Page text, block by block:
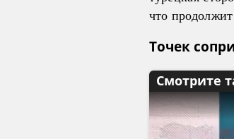
что
Точек
Смотрите